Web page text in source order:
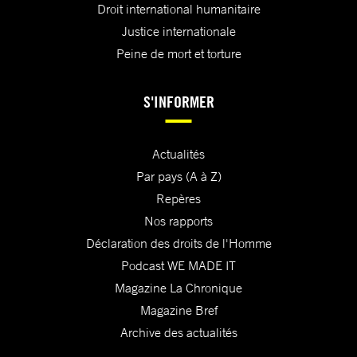
Droit international humanitaire
Justice internationale
Peine de mort et torture
S'INFORMER
Actualités
Par pays (A à Z)
Repères
Nos rapports
Déclaration des droits de l'Homme
Podcast WE MADE IT
Magazine La Chronique
Magazine Bref
Archive des actualités